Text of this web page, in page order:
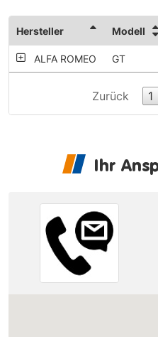
Hersteller Modell
ALFA ROMEO GT
Zurück 1
Ihr